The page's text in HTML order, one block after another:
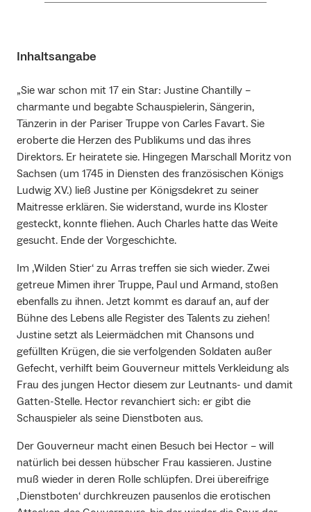
Inhaltsangabe
„Sie war schon mit 17 ein Star: Justine Chantilly –
charmante und begabte Schauspielerin, Sängerin,
Tänzerin in der Pariser Truppe von Carles Favart. Sie
eroberte die Herzen des Publikums und das ihres
Direktors. Er heiratete sie. Hingegen Marschall Moritz von
Sachsen (um 1745 in Diensten des französischen Königs
Ludwig XV.) ließ Justine per Königsdekret zu seiner
Maitresse erklären. Sie widerstand, wurde ins Kloster
gesteckt, konnte fliehen. Auch Charles hatte das Weite
gesucht. Ende der Vorgeschichte.
Im ‚Wilden Stier‘ zu Arras treffen sie sich wieder. Zwei
getreue Mimen ihrer Truppe, Paul und Armand, stoßen
ebenfalls zu ihnen. Jetzt kommt es darauf an, auf der
Bühne des Lebens alle Register des Talents zu ziehen!
Justine setzt als Leiermädchen mit Chansons und
gefüllten Krügen, die sie verfolgenden Soldaten außer
Gefecht, verhilft beim Gouverneur mittels Verkleidung als
Frau des jungen Hector diesem zur Leutnants- und damit
Gatten-Stelle. Hector revanchiert sich: er gibt die
Schauspieler als seine Dienstboten aus.
Der Gouverneur macht einen Besuch bei Hector – will
natürlich bei dessen hübscher Frau kassieren. Justine
muß wieder in deren Rolle schlüpfen. Drei übereifrige
‚Dienstboten‘ durchkreuzen pausenlos die erotischen